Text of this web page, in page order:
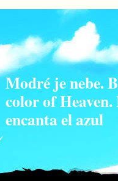
Modré je nebe.
color of Heaven.
encanta el azul